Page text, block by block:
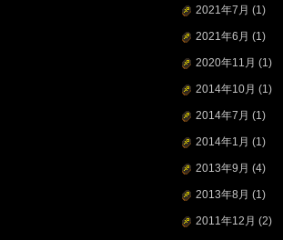
2021年7月 (1)
2021年6月 (1)
2020年11月 (1)
2014年10月 (1)
2014年7月 (1)
2014年1月 (1)
2013年9月 (4)
2013年8月 (1)
2011年12月 (2)